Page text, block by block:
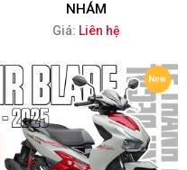
NHÁM
Giá: Liên hệ